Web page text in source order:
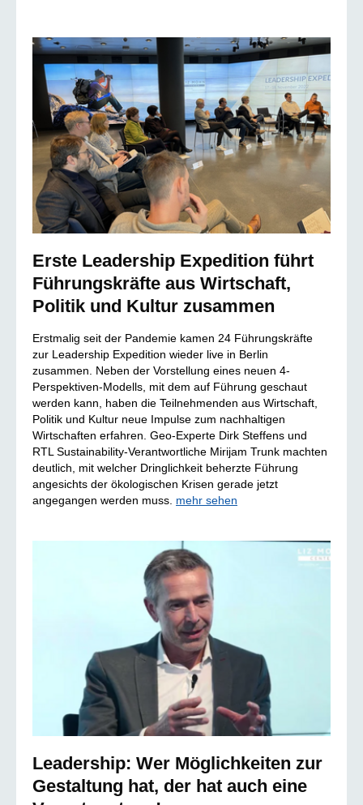
Erste Leadership Expedition führt
Führungskräfte aus Wirtschaft,
Politik und Kultur zusammen
Erstmalig seit der Pandemie kamen 24 Führungskräfte
zur Leadership Expedition wieder live in Berlin
zusammen. Neben der Vorstellung eines neuen 4-
Perspektiven-Modells, mit dem auf Führung geschaut
werden kann, haben die Teilnehmenden aus Wirtschaft,
Politik und Kultur neue Impulse zum nachhaltigen
Wirtschaften erfahren. Geo-Experte Dirk Steffens und
RTL Sustainability-Verantwortliche Mirijam Trunk machten
deutlich, mit welcher Dringlichkeit beherzte Führung
angesichts der ökologischen Krisen gerade jetzt
angegangen werden muss. mehr sehen
Leadership: Wer Möglichkeiten zur
Gestaltung hat, der hat auch eine